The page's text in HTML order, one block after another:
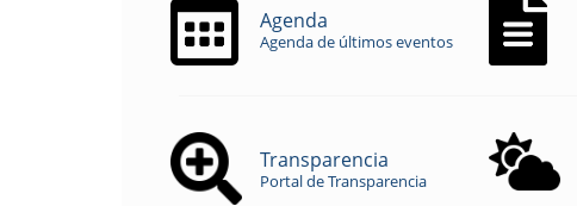
Agenda
Agenda de últimos eventos
Transparencia
Portal de Transparencia